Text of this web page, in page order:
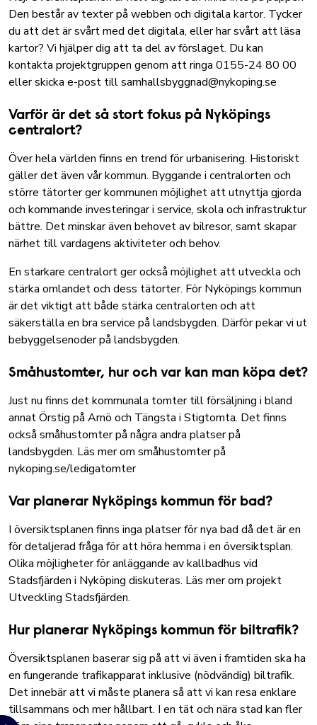
Den består av texter på webben och digitala kartor. Tycker
du att det är svårt med det digitala, eller har svårt att läsa
kartor? Vi hjälper dig att ta del av förslaget. Du kan
kontakta projektgruppen genom att ringa 0155-24 80 00
eller skicka e-post tillsamhallsbyggnad@nykoping.se
Varför är det så stort fokus på Nyköpings
centralort?
Över hela världen finns en trend för urbanisering. Historiskt
gäller det även vår kommun. Byggande i centralorten och
större tätorter ger kommunen möjlighet att utnyttja gjorda
och kommande investeringar i service, skola och infrastruktur
bättre. Det minskar även behovet av bilresor, samt skapar
närhet till vardagens aktiviteter och behov.
En starkare centralort ger också möjlighet att utveckla och
stärka omlandet och dess tätorter. För Nyköpings kommun
är det viktigt att både stärka centralorten och att
säkerställa en bra service på landsbygden. Därför pekar vi ut
bebyggelsenoder på landsbygden.
Småhustomter, hur och var kan man köpa det?
Just nu finns det kommunala tomter till försäljning i bland
annat Örstig på Arnö och Tängsta i Stigtomta. Det finns
också småhustomter på några andra platser på
landsbygden. Läs mer om småhustomter på
nykoping.se/ledigatomter
Var planerar Nyköpings kommun för bad?
I översiktsplanen finns inga platser för nya bad då det är en
för detaljerad fråga för att höra hemma i en översiktsplan.
Olika möjligheter för anläggande av kallbadhus vid
Stadsfjärden i Nyköping diskuteras. Läs mer om projekt
Utveckling Stadsfjärden.
Hur planerar Nyköpings kommun för biltrafik?
Översiktsplanen baserar sig på att vi även i framtiden ska ha
en fungerande trafikapparat inklusive (nödvändig) biltrafik.
Det innebär att vi måste planera så att vi kan resa enklare
tillsammans och mer hållbart. I en tät och nära stad kan fler